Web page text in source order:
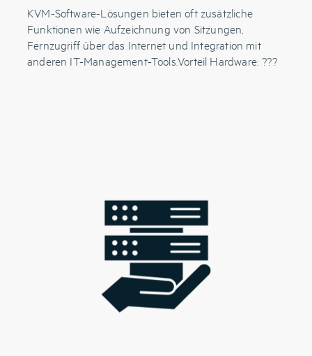
KVM-Software-Lösungen bieten oft zusätzliche
Funktionen wie Aufzeichnung von Sitzungen,
Fernzugriff über das Internet und Integration mit
anderen IT-Management-Tools.Vorteil Hardware: ???